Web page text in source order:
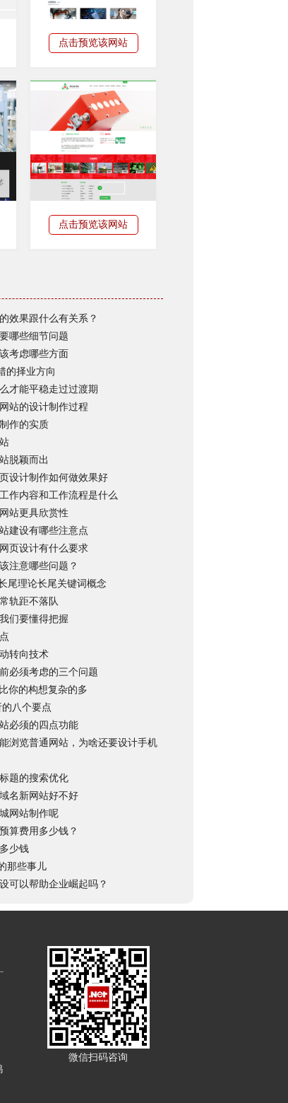
点击预览该网站
点击预览该网站
效果跟什么有关系？
哪些细节问题
考虑哪些方面
的择业方向
才能平稳走过过渡期
站的设计制作过程
作的实质
脱颖而出
设计制作如何做效果好
作内容和工作流程是什么
站更具欣赏性
建设有哪些注意点
页设计有什么要求
注意哪些问题？
尾理论长尾关键词概念
轨距不落队
们要懂得把握
转向技术
必须考虑的三个问题
你的构想复杂的多
的八个要点
必须的四点功能
浏览普通网站，为啥还要设计手机
题的搜索优化
名新网站好不好
网站制作呢
算费用多少钱？
少钱
那些事儿
可以帮助企业崛起吗？
微信扫码咨询